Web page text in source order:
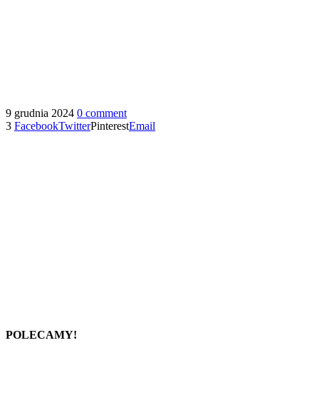
9 grudnia 2024 0 comment
3 FacebookTwitterPinterestEmail
POLECAMY!